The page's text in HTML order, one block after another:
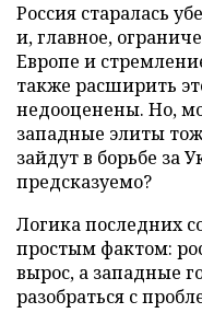
Россия старалась
и, главное,
Европе и
также расширить
недооценены. Но,
западные элиты
зайдут в борьбе за
предсказуемо?
Логика последних
простым фактом:
вырос, а западные
разобраться с